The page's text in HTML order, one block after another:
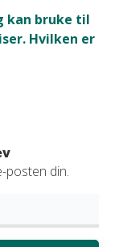
kan bruke til
Hvilken er
posten din.